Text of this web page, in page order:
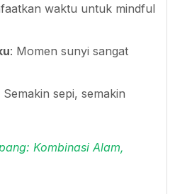
waktu untuk mindful
: Momen sunyi sangat
Semakin sepi, semakin
Kombinasi Alam,